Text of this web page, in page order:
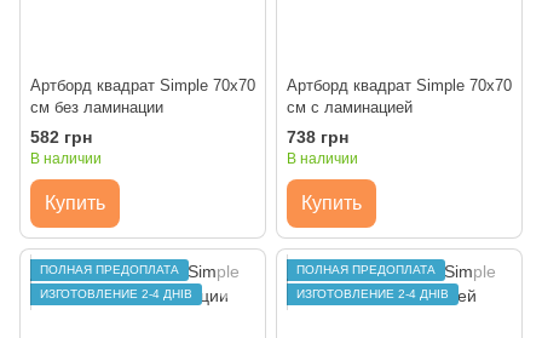
Артборд квадрат Simple 70х70
см без ламинации
582 грн
В наличии
Купить
Артборд квадрат Simple 70х70
см с ламинацией
738 грн
В наличии
Купить
ПОЛНАЯ ПРЕДОПЛАТА
ИЗГОТОВЛЕНИЕ 2-4 ДНІВ
ПОЛНАЯ ПРЕДОПЛАТА
ИЗГОТОВЛЕНИЕ 2-4 ДНІВ